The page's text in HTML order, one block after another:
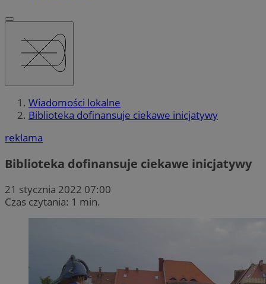
Wiadomości lokalne
Biblioteka dofinansuje ciekawe inicjatywy
reklama
Biblioteka dofinansuje ciekawe inicjatywy
21 stycznia 2022 07:00
Czas czytania: 1 min.